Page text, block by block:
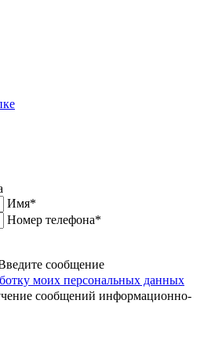
Имя*
Номер телефона*
сообщение
моих персональных данных
сообщений информационно-